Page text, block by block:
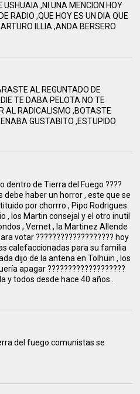
USHUAIA ,NI UNA MENCION HOY
RADIO ,QUE HOY ES UN DIA QUE
ILLIA ,ANDA BERSERO
AL REGUNTADO DE
TE DABA PELOTA NO TE
AL RADICALISMO ,BOTASTE
GUSTABITO ,ESTUPIDO
dentro de Tierra del Fuego ????
debe haber un horror , este que se
por chorrro , Pipo Rodrigues
, los Martin consejal y el otro inutil
, Vernet , la Martinez Allende
votar ??????????????????? hoy
calefaccionadas para su familia
dijo de la antena en Tolhuin , los
apagar ???????????????????
y todos desde hace 40 años .
del fuego.comunistas se